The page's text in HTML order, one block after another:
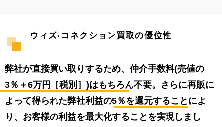
ウィズ‧コネクション買取の優位性
弊社が直接買い取りするため、 仲介手数料(売値の
3％＋6万円［税別］)はもちろん不要。 さらに再販に
よって得られた弊社利益の5％を還元することによ
り、お客様の利益を最大化することを実現しまし